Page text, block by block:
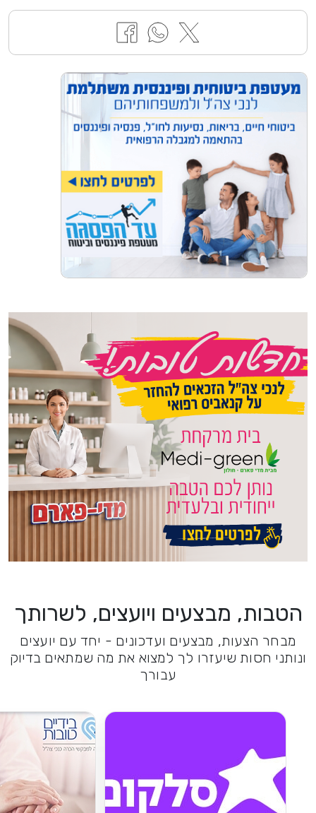
הטבות, מבצעים ויועצים, לשרותך
מבחר הצעות, מבצעים ועדכונים - יחד עם יועצים
ונותני חסות שיעזרו לך למצוא את מה שמתאים בדיוק
עבורך